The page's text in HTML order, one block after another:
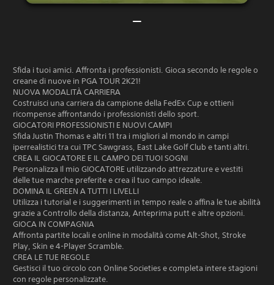
Sfida i tuoi amici. Affronta i professionisti. Gioca secondo le regole o
creane di nuove in PGA TOUR 2K21!
NUOVA MODALITÀ CARRIERA
Costruisci una carriera da campione della FedEx Cup e ottieni
ricompense affrontando i professionisti dello sport.
GIOCATORI PROFESSIONISTI E NUOVI CAMPI
Sfida Justin Thomas e altri 11 tra i migliori al mondo in campi
iperrealistici tra cui TPC Sawgrass, East Lake Golf Club e tanti altri.
CREA IL GIOCATORE E IL CAMPO DEI TUOI SOGNI
Personalizza Il mio GIOCATORE utilizzando attrezzature e vestiti
delle tue marche preferite e crea il tuo campo ideale.
DOMINA IL GREEN A TUTTI I LIVELLI
Utilizza i tutorial e i suggerimenti in tempo reale o affina le tue abilità
grazie a Controllo della distanza, Anteprima putt e altre opzioni.
GIOCA IN COMPAGNIA
Affronta partite locali e online in modalità come Alt-Shot, Stroke
Play, Skin e 4-Player Scramble.
CREA LE TUE REGOLE
Gestisci il tuo circolo con Online Societies e completa intere stagioni
con regole personalizzate.